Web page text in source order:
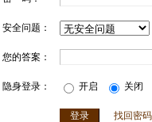
安全问题：
您的答案：
隐身登录： 开启 关闭
找回密码